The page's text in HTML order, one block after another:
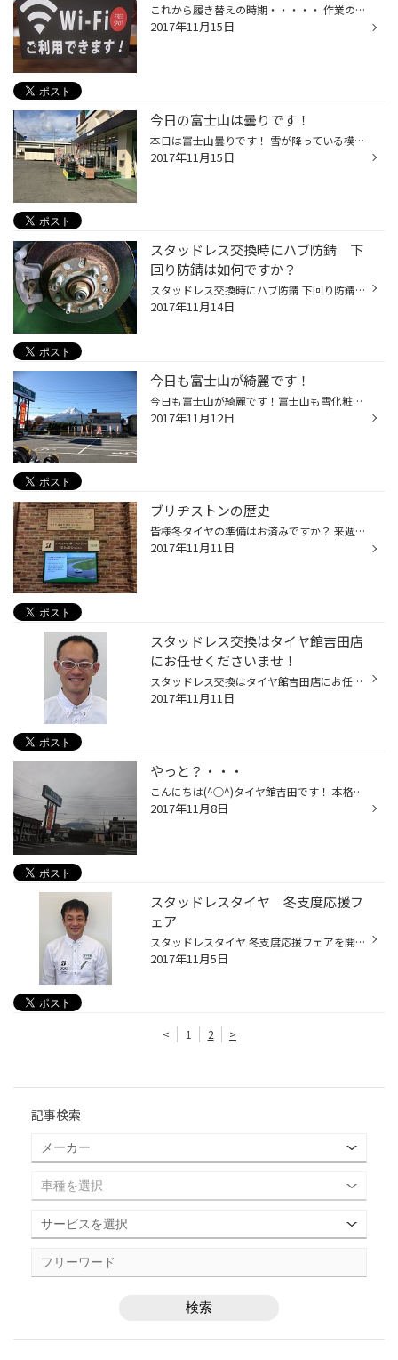
これから履き替えの時期・・・・・ 作業の待ち時間が(>_<) なーんて方！！！！！！！！！ 当店は 「Ｗｉ－Ｆｉ」 繋がります♪ 作業の待ち時間でも通信制限きにせず ネットを楽しめます☆ どうぞご利用ください(^^)/~~~
2017年11月15日
今日の富士山は曇りです！
本日は富士山曇りです！ 雪が降っている模様です！ スタッドレスの脱着交換は是非センターフィットのある当店でお願い致します！
2017年11月15日
スタッドレス交換時にハブ防錆 下
回り防錆は如何ですか？
スタッドレス交換時にハブ防錆 下回り防錆は如何ですか？ 凍結時、道路には沢山の塩カリを撒きますがその際 車に付着し下回りやハブ周辺などはボロボロになり易いです！ スタッドレス交換時に行うのがベストと考えられます！ タイヤ館吉田店ではハブ防錆 マフラー防錆を取り組んでおります！ 是非お...
2017年11月14日
今日も富士山が綺麗です！
今日も富士山が綺麗です！富士山も雪化粧を行い、いよいよ冬本番になります！ スタッドレスの交換は早めに！ スタッドレスの交換作業が電話での予約が出来ます！ 電話0555-24-7120までどうぞお気軽にお電話くださいませ！
2017年11月12日
ブリヂストンの歴史
皆様冬タイヤの準備はお済みですか？ 来週から急激に寒くなるそうですので、準備がまだお済みでない方はお早めにしてください！ 当店の方でもまだまだスタッドレスの在庫はありますのでお気軽にご相談ください。 所で話が変わりますが、先月タイヤ館吉田はリニューアルオープンいたしました。 店内...
2017年11月11日
スタッドレス交換はタイヤ館吉田店
にお任せくださいませ！
スタッドレス交換はタイヤ館吉田店にお任せくださいませ！ 電話での予約がスムーズです！ 是非ご活用くださいませ！ どうぞお電話お待ちしております！ TEL0555-24-7120です！
2017年11月11日
やっと？・・・
こんにちは(^○^)タイヤ館吉田です！ 本格的に富士山に雪が積もり始めました・・ この前も降ったんですがすぐ溶けましたね！ ですが寒くなってきてそろそろ危ない時期ですね(T_T) みなさん冬の準備大丈夫ですか？？？？ まだの方・・・絶対！早めの準備オススメします！！ 路面の凍結、降雪の前日じ...
2017年11月8日
スタッドレスタイヤ 冬支度応援フ
ェア
スタッドレスタイヤ 冬支度応援フェアを開催しております。 今年の目玉はVRX2です。性能をご説明致します。 ブリヂストンホイールの耐腐食性能等もご説明致します。 お客様にVRX2の価値を伝えるべくタブレット、カタログ等を用いて お客様がご納得頂ける様に努めてまいります。
2017年11月5日
< 1 2 >
記事検索